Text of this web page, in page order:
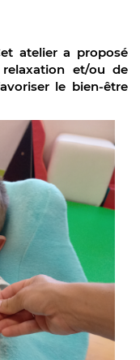
atelier a proposé
et/ou de
le bien-être